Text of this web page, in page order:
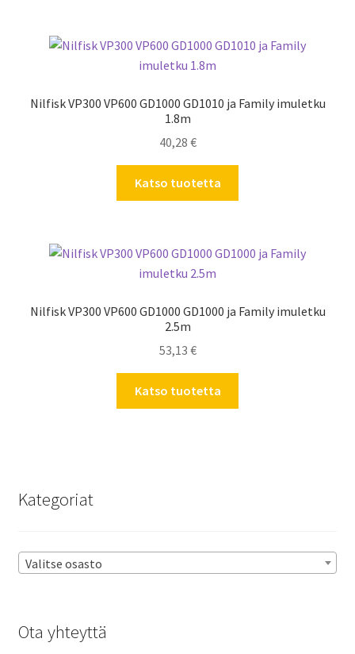
Nilfisk VP300 VP600 GD1000 GD1010 ja Family imuletku
1.8m
40,28 €
Katso tuotetta
Nilfisk VP300 VP600 GD1000 GD1000 ja Family imuletku
2.5m
53,13 €
Katso tuotetta
Kategoriat
Valitse osasto
Ota yhteyttä